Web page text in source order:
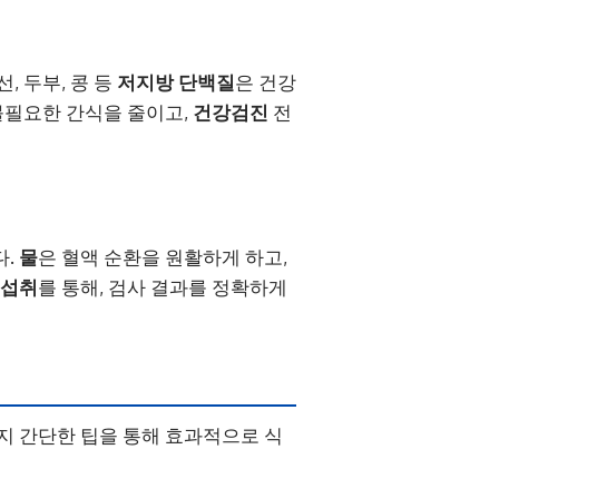
, 두부, 콩 등 저지방 단백질은 건강
요한 간식을 줄이고, 건강검진 전
. 물은 혈액 순환을 원활하게 하고,
취를 통해, 검사 결과를 정확하게
간단한 팁을 통해 효과적으로 식